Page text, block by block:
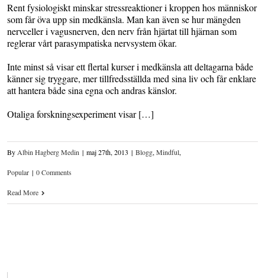
Rent fysiologiskt minskar stressreaktioner i kroppen hos människor
som får öva upp sin medkänsla. Man kan även se hur mängden
nervceller i vagusnerven, den nerv från hjärtat till hjärnan som
reglerar vårt parasympatiska nervsystem ökar.
Inte minst så visar ett flertal kurser i medkänsla att deltagarna både
känner sig tryggare, mer tillfredsställda med sina liv och får enklare
att hantera både sina egna och andras känslor.
Otaliga forskningsexperiment visar […]
By Albin Hagberg Medin | maj 27th, 2013 | Blogg, Mindful,
Popular | 0 Comments
Read More